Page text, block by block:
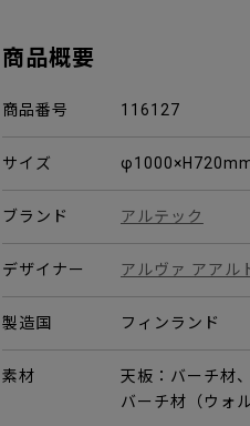
商品概要
商品番号 116127
サイズ
ブランド アルテック
デザイナー アルヴァ アアル
製造国 フィンランド
素材
天板：バーチ材
バーチ材（ウォ